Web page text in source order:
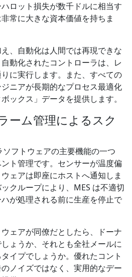
ロット損失が数千ドルに相当す
常に大きな資本価値を持ちま
、自動化は人間では再現できな
動化されたコントローラは、レ
に実行します。また、すべての
ニアが長期的なプロセス最適化
ックス」データを提供します。
ーム管理によるスク
ソフトウェアの主要機能の一つ
ト管理です。センサーが温度偏
ェアは即座にホストへ通知しま
クループにより、MES は不適切
が処理される前に生産を停止で
ェアが同僚だとしたら、ドーナ
ょうか、それとも全社メールに
イプでしょうか。優れたコント
ノイズではなく、実用的なデー